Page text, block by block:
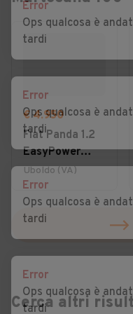
€ 4.950
Fiat Panda 1.2
EasyPower
Lounge
Uboldo (VA)
Cerca altri
Error
Ops qualcosa è
tardi
Error
Ops qualcosa è
tardi
Error
Ops qualcosa è
tardi
Error
Ops qualcosa è
tardi